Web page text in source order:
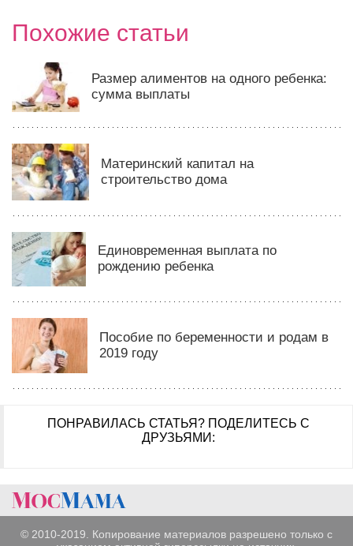
Похожие статьи
Размер алиментов на одного ребенка:
сумма выплаты
Материнский капитал на
строительство дома
Единовременная выплата по
рождению ребенка
Пособие по беременности и родам в
2019 году
ПОНРАВИЛАСЬ СТАТЬЯ? ПОДЕЛИТЕСЬ С
ДРУЗЬЯМИ:
© 2010-2019. Копирование материалов разрешено только с